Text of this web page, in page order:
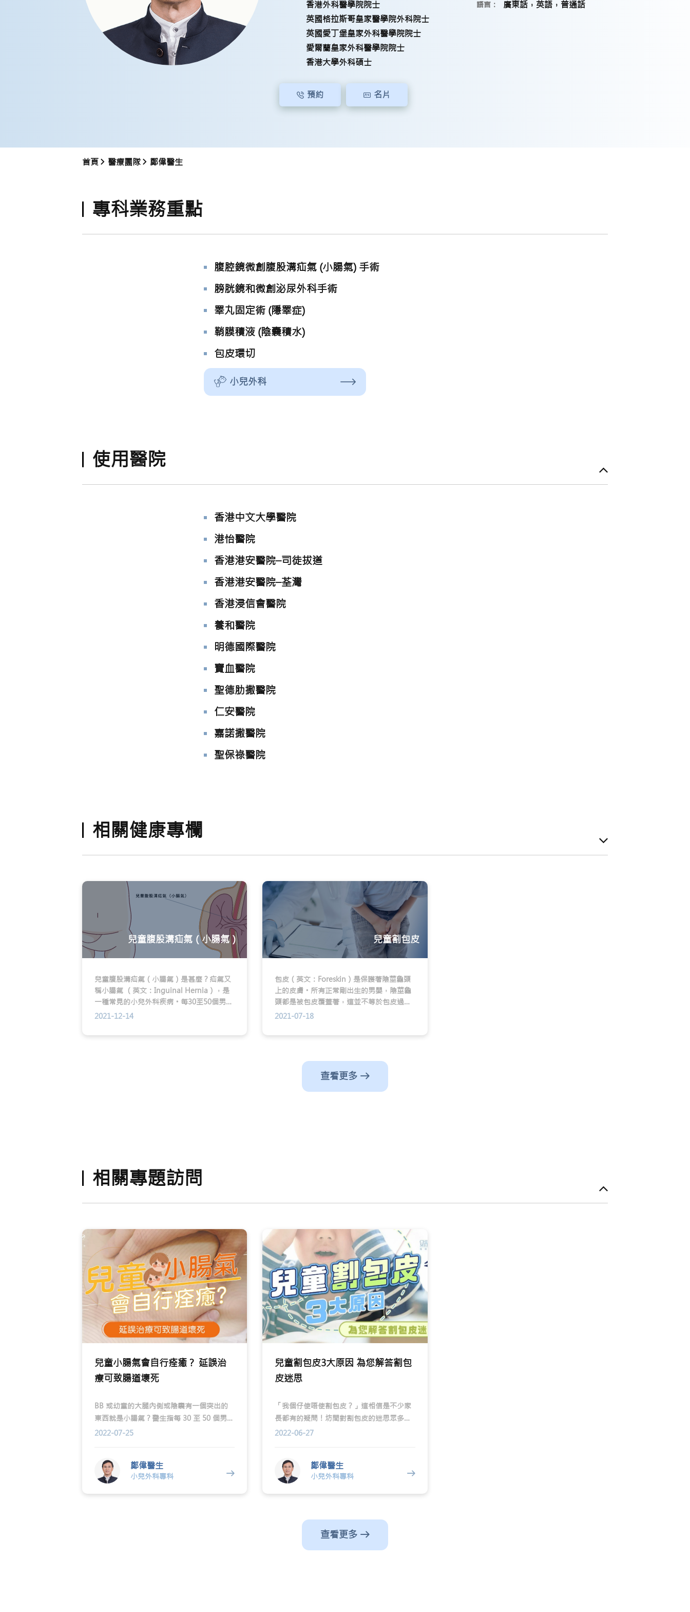
香港外科醫學院院士
英國格拉斯哥皇家醫學院外科院士
英國愛丁堡皇家外科醫學院院士
愛爾蘭皇家外科醫學院院士
香港大學外科碩士
語言： 廣東話，英語，普通話
預約 名片
首頁 醫療團隊 鄭偉醫生
專科業務重點
腹腔鏡微創腹股溝疝氣 (小腸氣) 手術
膀胱鏡和微創泌尿外科手術
睪丸固定術 (隱睪症)
鞘膜積液 (陰囊積水)
包皮環切
小兒外科
使用醫院
香港中文大學醫院
港怡醫院
香港港安醫院–司徒拔道
香港港安醫院–荃灣
香港浸信會醫院
養和醫院
明德國際醫院
寶血醫院
聖德肋撒醫院
仁安醫院
嘉諾撒醫院
聖保祿醫院
相關健康專欄
兒童腹股溝疝氣（小腸氣）
兒童腹股溝疝氣（小腸氣）是甚麼？疝氣又
稱小腸氣 （英文：Inguinal Hernia），是
一種常見的小兒外科疾病。每30至50個男童
中就有一個會患上小腸氣，女童亦有機會患
2021-12-14
兒童割包皮
包皮（英文：Foreskin）是保護著陰莖龜頭
上的皮膚。所有正常剛出生的男嬰，陰莖龜
頭都是被包皮覆蓋著，這並不等於包皮過
長。相反如出生時龜頭暴露出來，有可能是
2021-07-18
查看更多
相關專題訪問
兒童小腸氣會自行痊癒？ 延誤治
療可致腸道壞死
BB 或幼童的大腿內側或陰囊有一個突出的
東西就是小腸氣？醫生指每 30 至 50 個男童
中就有一個會患上小腸氣，而且並不會自行
醫生跟我們解答關於小腸氣的各種問題！
2022-07-25
鄭偉醫生
小兒外科專科
兒童割包皮3大原因 為您解答割包
皮迷思
「我個仔使唔使割包皮？」這相信是不少家
長都有的疑問！坊間對割包皮的迷思眾多！
究竟在甚麼情況下要割包皮？割包皮的最佳
2022-06-27
鄭偉醫生
小兒外科專科
查看更多